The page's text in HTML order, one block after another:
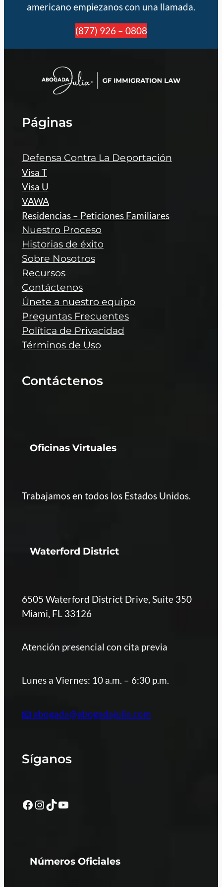
americano empiezanos con una llamada.
(877) 926 – 0808
Páginas
Defensa Contra La Deportación
Visa T
Visa U
VAWA
Residencias – Peticiones Familiares
Nuestro Proceso
Historias de éxito
Sobre Nosotros
Recursos
Contáctenos
Únete a nuestro equipo
Preguntas Frecuentes
Política de Privacidad
Términos de Uso
Contáctenos
Oficinas Virtuales
Trabajamos en todos los Estados Unidos.
Waterford District
6505 Waterford District Drive, Suite 350
Miami, FL 33126
Atención presencial con cita previa
Lunes a Viernes: 10 a.m. – 6:30 p.m.
📧 abogada@abogadajulia.com
Síganos
Facebook Instagram TikTok YouTube
Números Oficiales